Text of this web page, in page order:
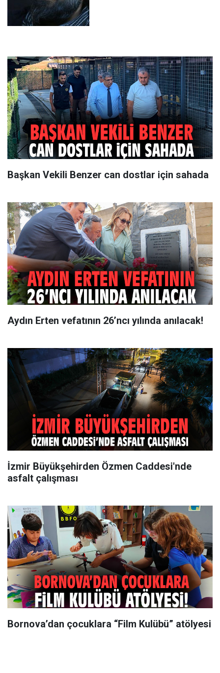
Başkan Vekili Benzer can dostlar için sahada
Aydın Erten vefatının 26’ncı yılında anılacak!
İzmir Büyükşehirden Özmen Caddesi'nde
asfalt çalışması
Bornova’dan çocuklara “Film Kulübü” atölyesi